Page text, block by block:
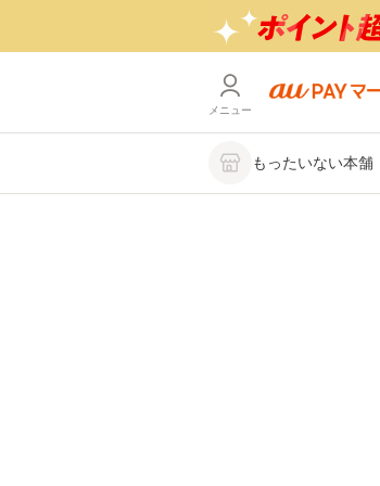
メニュー
もったいない本舗